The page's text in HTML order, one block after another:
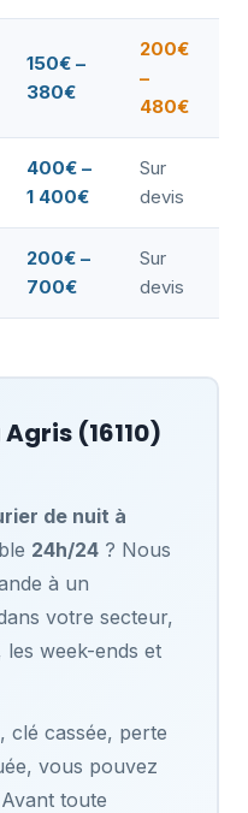
150€ –
380€
200€
–
480€
400€ –
1 400€
Sur
devis
200€ –
700€
Sur
devis
Agris(16110)
de nuit à
24h/24? Nous
à un
votre secteur,
week-ends et
clé cassée, perte
vous pouvez
toute